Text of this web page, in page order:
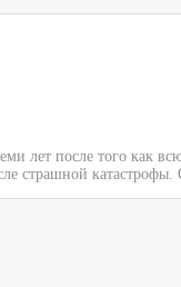
лет после того
страшной